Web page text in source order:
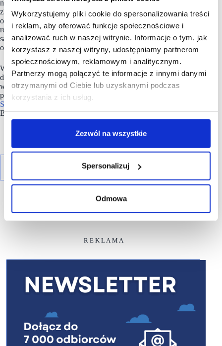
Wykorzystujemy pliki cookie do spersonalizowania treści
i reklam, aby oferować funkcje społecznościowe i
analizować ruch w naszej witrynie. Informacje o tym, jak
korzystasz z naszej witryny, udostępniamy partnerom
społecznościowym, reklamowym i analitycznym.
Partnerzy mogą połączyć te informacje z innymi danymi
otrzymanymi od Ciebie lub uzyskanymi podczas
korzystania z ich usług.
Zezwól na wszystkie
Spersonalizuj
Odmowa
największej sieci detalicznej w Polsce, posiadającej sklepy
zlokalizowane w ponad 1300 miejscowościach, która jest
obecna na polskim rynku od 29 lat. Na koniec I kwartału 2024
roku posiadała 3 596 placówek. Filarami strategii firmy
są starannie wyselekcjonowane produkty najwyższej jakości,
oferowane w codziennie niskich cenach.
W 2022 r. Biedronka współpracowała z prawie 1400 polskich
dostawców, od których pochodziło ponad 93 proc. produktów
w ofercie sieci. Jerónimo Martins Polska S.A., zatrudniając
ponad 81 tys. osób, jest największym pracodawcą w Polsce.
Spółka
jest partnerem strategicznym Forum Odpowiedzialnego
Biznesu.
R E K L A M A